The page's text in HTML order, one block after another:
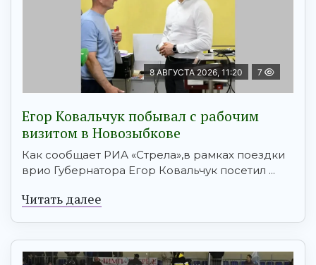
8 АВГУСТА 2026, 11:20 7
Егор Ковальчук побывал с рабочим
визитом в Новозыбкове
Как сообщает РИА «Стрела»,в рамках поездки
врио Губернатора Егор Ковальчук посетил ...
Читать далее